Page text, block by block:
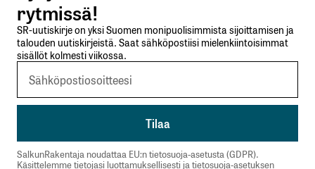
rytmissä!
SR-uutiskirje on yksi Suomen monipuolisimmista sijoittamisen ja
talouden uutiskirjeistä. Saat sähköpostiisi mielenkiintoisimmat
sisällöt kolmesti viikossa.
SalkunRakentaja noudattaa EU:n tietosuoja-asetusta (GDPR).
Käsittelemme tietojasi luottamuksellisesti ja tietosuoja-asetuksen